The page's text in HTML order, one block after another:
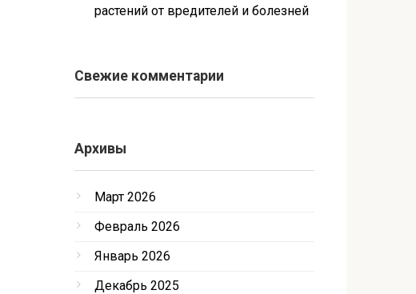
растений от вредителей и болезней
Свежие комментарии
Архивы
Март 2026
Февраль 2026
Январь 2026
Декабрь 2025